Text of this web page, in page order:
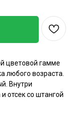
цветовой гамме
любого возраста.
Внутри
отсек со штангой